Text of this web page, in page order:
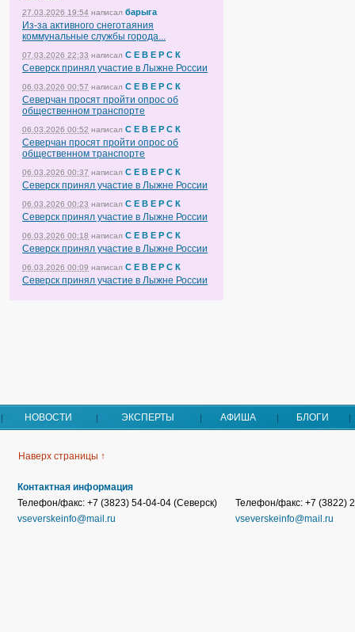
27.03.2026 19:54 написал барыга
Из-за активного снеготаяния
коммунальные службы города...
07.03.2026 22:33 написал С Е В Е Р С К
Северск принял участие в Лыжне России
06.03.2026 00:57 написал С Е В Е Р С К
Северчан просят пройти опрос об
общественном транспорте
06.03.2026 00:52 написал С Е В Е Р С К
Северчан просят пройти опрос об
общественном транспорте
06.03.2026 00:37 написал С Е В Е Р С К
Северск принял участие в Лыжне России
06.03.2026 00:23 написал С Е В Е Р С К
Северск принял участие в Лыжне России
06.03.2026 00:18 написал С Е В Е Р С К
Северск принял участие в Лыжне России
06.03.2026 00:09 написал С Е В Е Р С К
Северск принял участие в Лыжне России
НОВОСТИ ЭКСПЕРТЫ АФИША БЛОГИ
Наверх страницы ↑
Контактная информация
Телефон/факс: +7 (3823) 54-04-04 (Северск)
vseverskeinfo@mail.ru
Телефон/факс: +7 (3822)
vseverskeinfo@mail.ru